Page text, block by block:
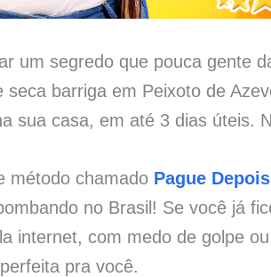
um segredo que pouca gente
seca barriga em Peixoto de
sua casa, em até 3 dias úteis.
método chamado Pague
no Brasil! Se você já
internet, com medo de golpe
pra você.